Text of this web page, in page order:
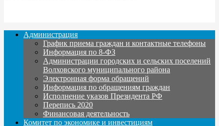
Администрация
График приема граждан и контактные телефоны
Информация по 8-ФЗ
Администрации городских и сельских поселений
Волховского муниципального района
Электронная форма обращений
Информация по обращениям граждан
Исполнение указов Президента РФ
Перепись 2020
Финансовая деятельность
Комитет по экономике и инвестициям